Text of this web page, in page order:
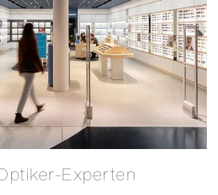
Experten